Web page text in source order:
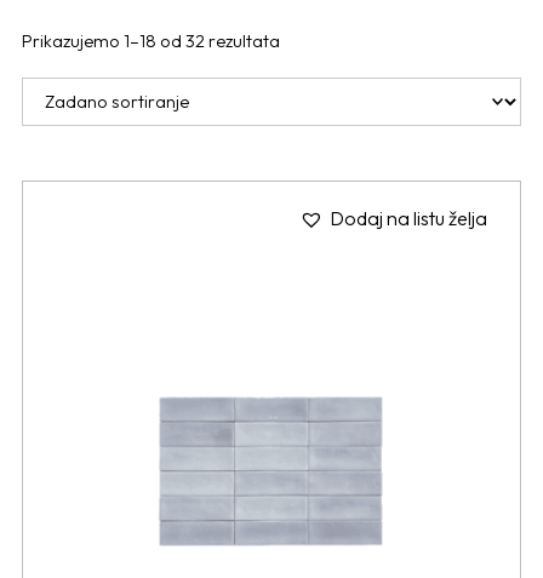
Prikazujemo 1–18 od 32 rezultata
Dodaj na listu želja